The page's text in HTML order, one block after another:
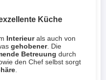
Küche
Interieurals auch von
gehobener. Die
Betreuung durch
den Chef selbst sorgt
.